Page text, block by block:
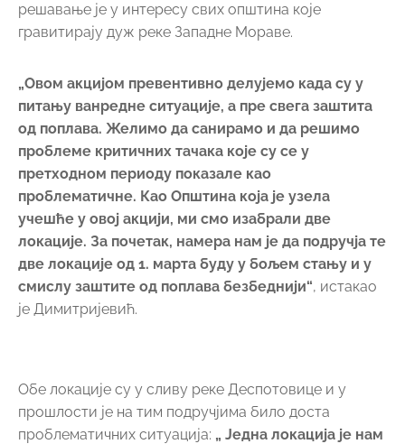
решавање је у интересу свих општина које
гравитирају дуж реке Западне Мораве.
„Овом акцијом превентивно делујемо када су у
питању ванредне ситуације, а пре свега заштита
од поплава. Желимо да санирамо и да решимо
проблеме критичних тачака које су се у
претходном периоду показале као
проблематичне. Као Општина која је узела
учешће у овој акцији, ми смо изабрали две
локације. За почетак, намера нам је да подручја те
две локације од 1. марта буду у бољем стању и у
смислу заштите од поплава безбеднији“, истакао
је Димитријевић.
Обе локације су у сливу реке Деспотовице и у
прошлости је на тим подручјима било доста
проблематичних ситуација: „ Једна локација је нам